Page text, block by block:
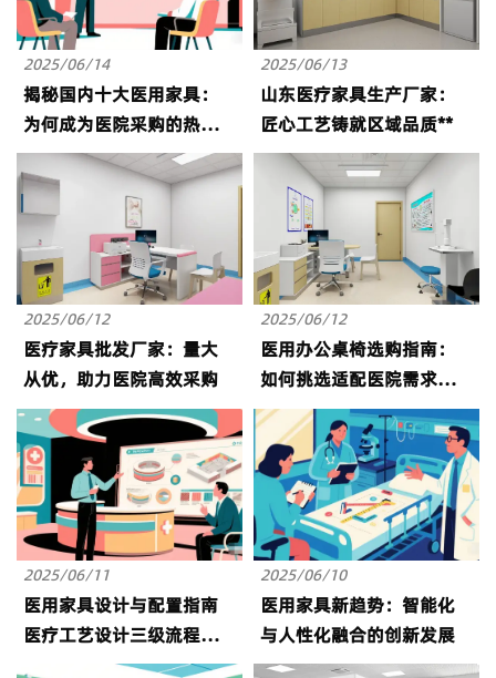
2025/06/14
揭秘国内十大医用家具：
为何成为医院采购的热门
之选？
2025/06/13
山东医疗家具生产厂家：
匠心工艺铸就区域品质**
2025/06/12
医疗家具批发厂家：量大
从优，助力医院高效采购
2025/06/12
医用办公桌椅选购指南：
如何挑选适配医院需求的
产品？
2025/06/11
医用家具设计与配置指南
医疗工艺设计三级流程中
的家具配置指南
2025/06/10
医用家具新趋势：智能化
与人性化融合的创新发展